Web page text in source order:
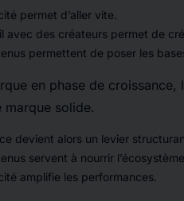
permet d’aller vite.
avec des créateurs permet de
permettent de poser les
en phase de croissance,
marque solide.
devient alors un levier
servent à nourrir
amplifie les performances.